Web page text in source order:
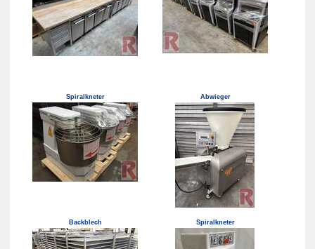
Spiralkneter Abwieger
Backblech Spiralkneter